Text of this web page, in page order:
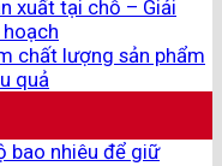
xuất tại chỗ – Giải
chất lượng sản phẩm
quả
bao nhiêu để giữ